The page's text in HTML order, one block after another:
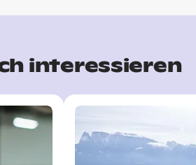
interessieren